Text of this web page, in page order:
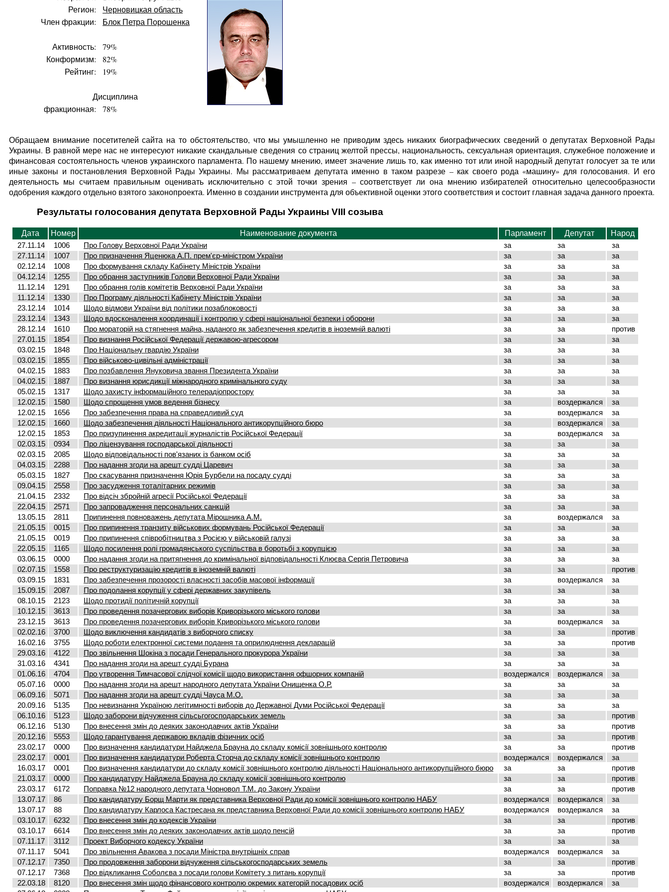
Регион:
Черновицкая область
Член фракции:
Блок Петра Порошенка
Активность:
79%
Конформизм:
82%
Рейтинг:
19%
Дисциплина
фракционная:
78%
Обращаем внимание посетителей сайта на то обстоятельство, что мы умышленно не приводим здесь никаких биографических сведений о депутатах Верховной Рады
Украины. В равной мере нас не интересуют никакие скандальные сведения со страниц желтой прессы, национальность, сексуальная ориентация, служебное положение и
финансовая состоятельность членов украинского парламента. По нашему мнению, имеет значение лишь то, как именно тот или иной народный депутат голосует за те или
иные законы и постановления Верховной Рады Украины. Мы рассматриваем депутата именно в таком разрезе – как своего рода «машину» для голосования. И его
деятельность мы считаем правильным оценивать исключительно с этой точки зрения – соответствует ли она мнению избирателей относительно целесообразности
одобрения каждого отдельно взятого законопроекта. Именно в создании инструмента для объективной оценки этого соответствия и состоит главная задача данного проекта.
Результаты голосования депутата Верховной Рады Украины VIII созыва
Дата Номер Наименование документа Парламент Депутат
Народ
27.11.14
1006 Про Голову Верховної Ради України за за
за
27.11.14
1007 Про призначення Яценюка А.П. прем'єр-міністром України за за
за
02.12.14
1008 Про формування складу Кабінету Міністрів України за за
за
04.12.14
1255 Про обрання заступників Голови Верховної Ради України за за
за
11.12.14
1291 Про обрання голів комітетів Верховної Ради України за за
за
11.12.14
1330 Про Програму діяльності Кабінету Міністрів України за за
за
23.12.14
1014 Щодо відмови України від політики позаблоковості за за
за
23.12.14
1343 Щодо вдосконалення координації і контролю у сфері національної безпеки і оборони за за
за
28.12.14
1610 Про мораторій на стягнення майна, наданого як забезпечення кредитів в іноземній валюті за за
против
27.01.15
1854 Про визнання Російської Федерації державою-агресором за за
за
03.02.15
1848 Про Національну гвардію України за за
за
03.02.15
1855 Про військово-цивільні адміністрації за за
за
04.02.15
1883 Про позбавлення Януковича звання Президента України за за
за
04.02.15
1887 Про визнання юрисдикції міжнародного кримінального суду за за
за
05.02.15
1317 Щодо захисту інформаційного телерадіопростору за за
за
12.02.15
1580 Щодо спрощення умов ведення бізнесу за воздержался
за
12.02.15
1656 Про забезпечення права на справедливий суд за воздержался
за
12.02.15
1660 Щодо забезпечення діяльності Національного антикорупційного бюро за воздержался
за
12.02.15
1853 Про призупинення акредитації журналістів Російської Федерації за воздержался
за
02.03.15
0934 Про ліцензування господарської діяльності за за
за
02.03.15
2085 Щодо відповідальності пов'язаних із банком осіб за за
за
04.03.15
2288 Про надання згоди на арешт судді Царевич за за
за
05.03.15
1827 Про скасування призначення Юрія Бурбели на посаду судді за за
за
09.04.15
2558 Про засудження тоталітарних режимів за за
за
21.04.15
2332 Про відсіч збройній агресії Російської Федерації за за
за
22.04.15
2571 Про запровадження персональних санкцій за за
за
13.05.15
2811 Припинення повноважень депутата Мірошника А.М. за воздержался
за
21.05.15
0015 Про припинення транзиту військових формувань Російської Федерації за за
за
21.05.15
0019 Про припинення співробітництва з Росією у військовій галузі за за
за
22.05.15
1165 Щодо посилення ролі громадянського суспільства в боротьбі з корупцією за за
за
03.06.15
0000 Про надання згоди на притягнення до кримінальної відповідальності Клюєва Сергія Петровича за за
за
02.07.15
1558 Про реструктуризацію кредитів в іноземній валюті за за
против
03.09.15
1831 Про забезпечення прозорості власності засобів масової інформації за воздержался
за
15.09.15
2087 Про подолання корупції у сфері державних закупівель за за
за
08.10.15
2123 Щодо протидії політичній корупції за за
за
10.12.15
3613 Про проведення позачергових виборів Криворізького міського голови за за
за
23.12.15
3613 Про проведення позачергових виборів Криворізького міського голови за воздержался
за
02.02.16
3700 Щодо виключення кандидатів з виборчого списку за за
против
16.02.16
3755 Щодо роботи електронної системи подання та оприлюднення декларацій за за
против
29.03.16
4122 Про звільнення Шокіна з посади Генерального прокурора України за за
за
31.03.16
4341 Про надання згоди на арешт судді Бурана за за
за
01.06.16
4704 Про утворення Тимчасової слідчої комісії щодо використання офшорних компаній воздержался воздержался
за
05.07.16
0000 Про надання згоди на арешт народного депутата України Онищенка О.Р. за за
за
06.09.16
5071 Про надання згоди на арешт судді Чауса М.О. за за
за
20.09.16
5135 Про невизнання Україною легітимності виборів до Державної Думи Російської Федерації за за
за
06.10.16
5123 Щодо заборони відчуження сільсьгогосподарських земель за за
против
06.12.16
5130 Про внесення змін до деяких законодавчих актів України за за
против
20.12.16
5553 Щодо гарантування державою вкладів фізичних осіб за за
против
23.02.17
0000 Про визначення кандидатури Найджела Брауна до складу комісії зовнішнього контролю за за
против
23.02.17
0001 Про визначення кандидатури Роберта Сторча до складу комісії зовнішнього контролю воздержался воздержался
за
16.03.17
0001 Про визначення кандидатури до складу комісії зовнішнього контролю діяльності Національного антикорупційного бюро за за
против
21.03.17
0000 Про кандидатуру Найджела Брауна до складу комісії зовнішнього контролю за за
против
23.03.17
6172 Поправка №12 народного депутата Чорновол Т.М. до Закону України за за
против
13.07.17
86 Про кандидатуру Борщ Марти як представника Верховної Ради до комісії зовнішнього контролю НАБУ воздержался воздержался
за
13.07.17
88 Про кандидатуру Карлоса Кастресана як представника Верховної Ради до комісії зовнішнього контролю НАБУ воздержался воздержался
за
03.10.17
6232 Про внесення змін до кодексів України за за
против
03.10.17
6614 Про внесення змін до деяких законодавчих актів щодо пенсій за за
против
07.11.17
3112 Проект Виборчого кодексу України за за
за
07.11.17
5041 Про звільнення Авакова з посади Міністра внутрішніх справ воздержался воздержался
за
07.12.17
7350 Про продовження заборони відчуження сільськогосподарських земель за за
против
07.12.17
7368 Про відкликання Соболєва з посади голови Комітету з питань корупції за за
против
22.03.18
8120 Про внесення змін щодо фінансового контролю окремих категорій посадових осіб воздержался воздержался
за